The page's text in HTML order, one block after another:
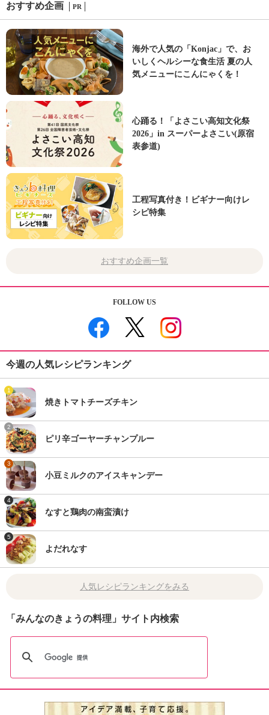
おすすめ企画 PR
海外で人気の「Konjac」で、お
いしくヘルシーな食生活 夏の人
気メニューにこんにゃくを！
心踊る！「よさこい高知文化祭
2026」in スーパーよさこい(原宿
表参道)
工程写真付き！ビギナー向けレ
シピ特集
おすすめ企画一覧
FOLLOW US
今週の人気レシピランキング
1
焼きトマトチーズチキン
2
ピリ辛ゴーヤーチャンプルー
3
小豆ミルクのアイスキャンデー
4
なすと鶏肉の南蛮漬け
5
よだれなす
人気レシピランキングをみる
「みんなのきょうの料理」サイト内検索